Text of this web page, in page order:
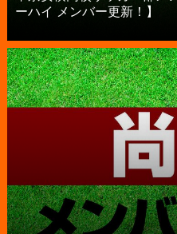
ーハイ メンバー更新！】